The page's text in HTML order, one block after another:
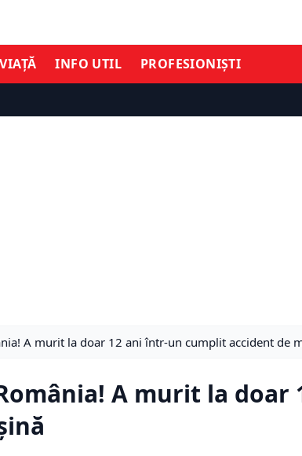
INFO UTIL PROFESIONIȘTI
A murit la doar 12 ani într-un cumplit accident de
A murit la doar